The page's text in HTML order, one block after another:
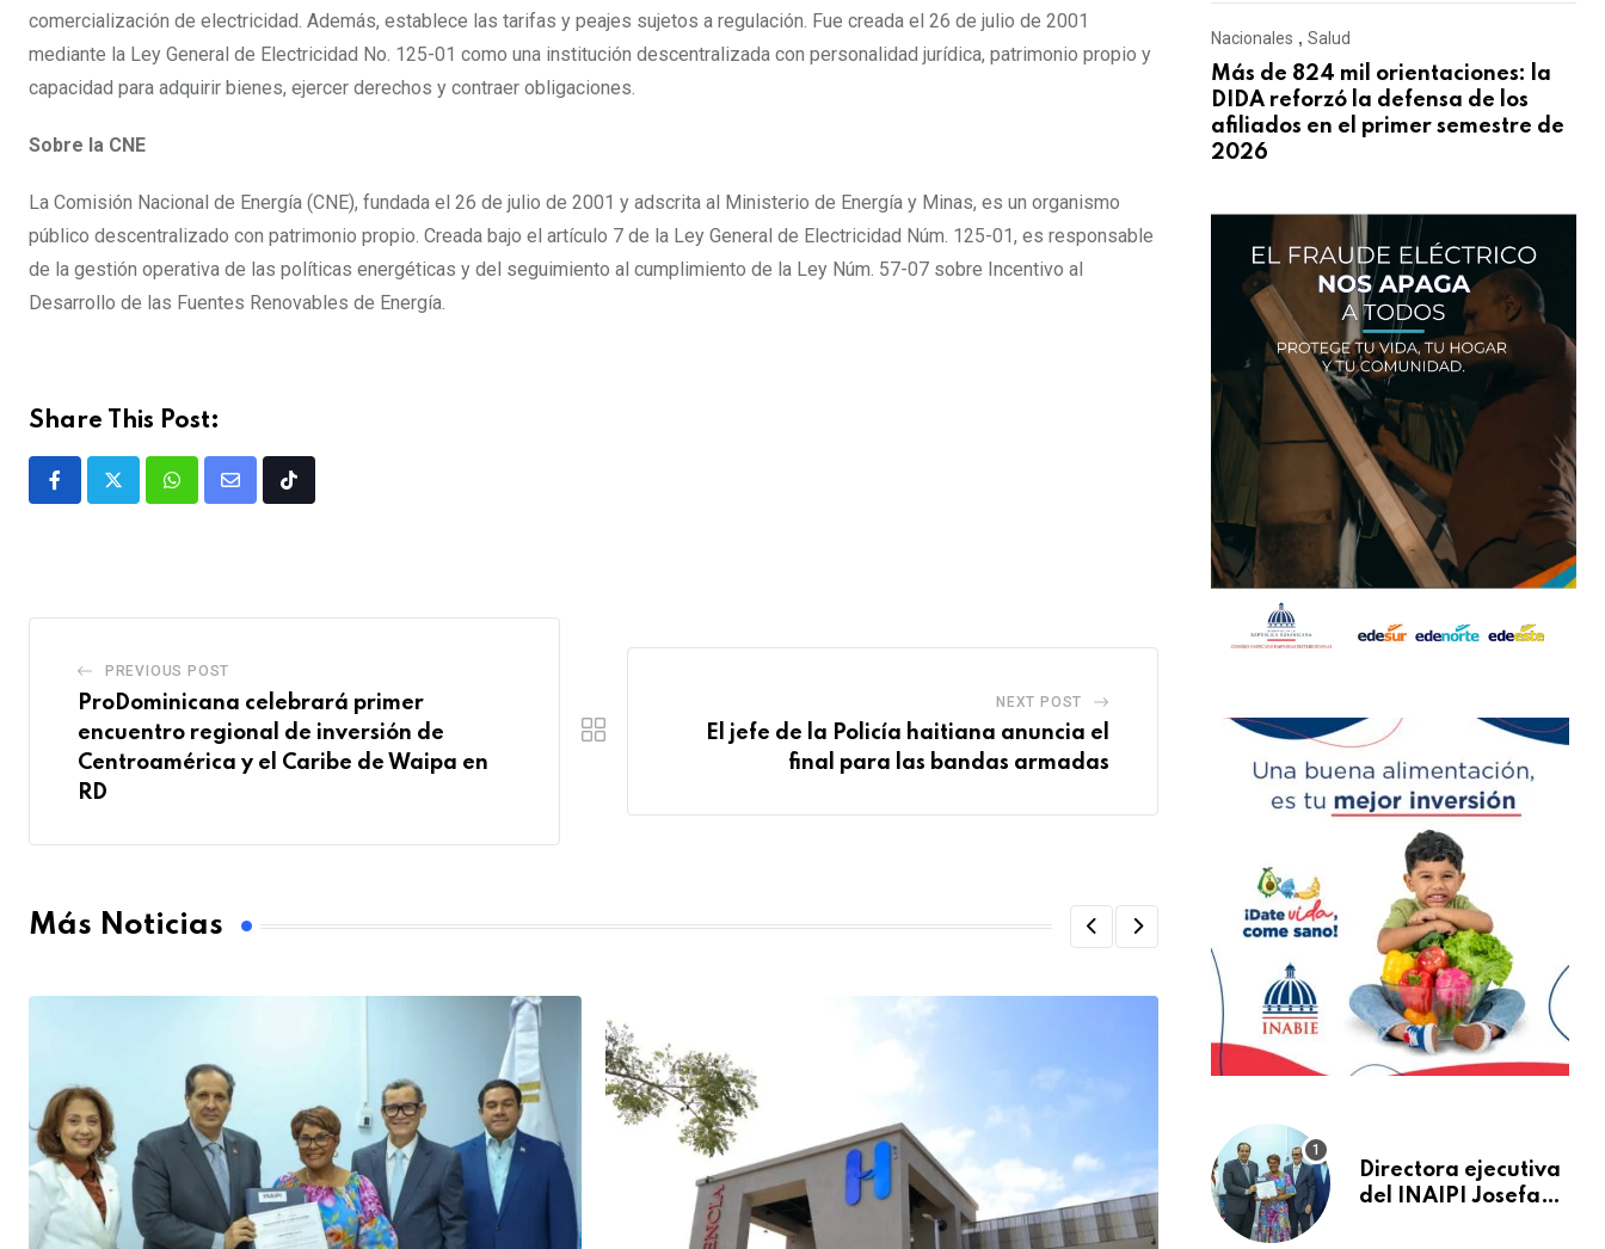
comercialización de electricidad. Además, establece las tarifas y peajes sujetos a regulación. Fue creada el 26 de julio de 2001
mediante la Ley General de Electricidad No. 125-01 como una institución descentralizada con personalidad jurídica, patrimonio propio y
capacidad para adquirir bienes, ejercer derechos y contraer obligaciones.
Sobre la CNE
La Comisión Nacional de Energía (CNE), fundada el 26 de julio de 2001 y adscrita al Ministerio de Energía y Minas, es un organismo
público descentralizado con patrimonio propio. Creada bajo el artículo 7 de la Ley General de Electricidad Núm. 125-01, es responsable
de la gestión operativa de las políticas energéticas y del seguimiento al cumplimiento de la Ley Núm. 57-07 sobre Incentivo al
Desarrollo de las Fuentes Renovables de Energía.
Share This Post:
PREVIOUS POST
ProDominicana celebrará primer
encuentro regional de inversión de
Centroamérica y el Caribe de Waipa en
RD
NEXT POST
El jefe de la Policía haitiana anuncia el
final para las bandas armadas
Más Noticias
Nacionales , Salud
Más de 824 mil orientaciones: la
DIDA reforzó la defensa de los
afiliados en el primer semestre de
2026
Directora ejecutiva
del INAIPI Josefa